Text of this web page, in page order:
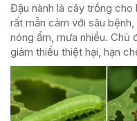
Đậu nành là cây trồng
rất mẫn cảm với sâu
nóng ẩm, mưa nhiều. Chủ
giảm thiểu thiệt hại, hạn